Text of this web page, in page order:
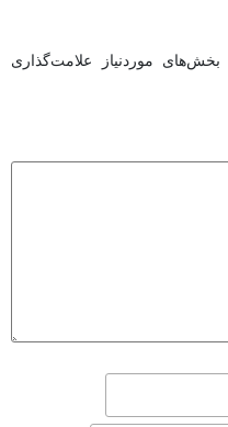
بخش‌های موردنیاز علامت‌گذاری